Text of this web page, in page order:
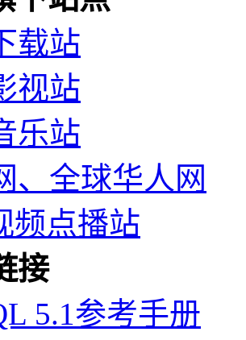
载站
视站
乐站
、全球华人网
频点播站
接
5.1参考手册